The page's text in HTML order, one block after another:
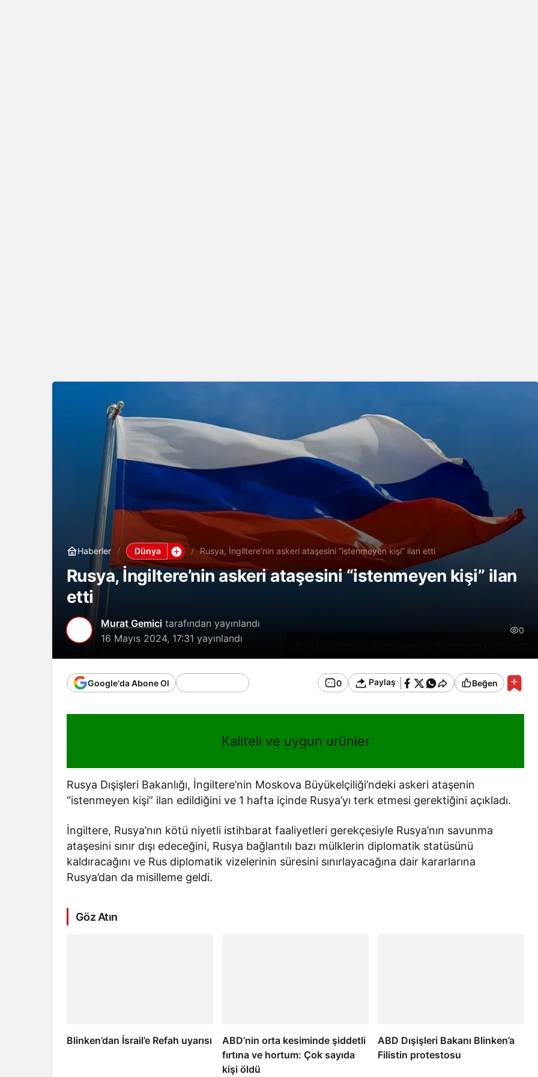
Haberler Dünya Rusya, İngiltere’nin askeri ataşesini “istenmeyen kişi” ilan etti
Rusya, İngiltere’nin askeri ataşesini “istenmeyen kişi” ilan
etti
Murat Gemici tarafından yayınlandı
16 Mayıs 2024, 17:31 yayınlandı
0
Google'da Abone Ol 0 Paylaş Beğen
Kaliteli ve uygun urünler
Rusya Dışişleri Bakanlığı, İngiltere’nin Moskova Büyükelçiliği’ndeki askeri ataşenin
“istenmeyen kişi” ilan edildiğini ve 1 hafta içinde Rusya’yı terk etmesi gerektiğini açıkladı.
İngiltere, Rusya’nın kötü niyetli istihbarat faaliyetleri gerekçesiyle Rusya’nın savunma
ataşesini sınır dışı edeceğini, Rusya bağlantılı bazı mülklerin diplomatik statüsünü
kaldıracağını ve Rus diplomatik vizelerinin süresini sınırlayacağına dair kararlarına
Rusya’dan da misilleme geldi.
Göz Atın
Blinken’dan İsrail’e Refah uyarısı
ABD’nin orta kesiminde şiddetli
fırtına ve hortum: Çok sayıda
kişi öldü
ABD Dışişleri Bakanı Blinken’a
Filistin protestosu